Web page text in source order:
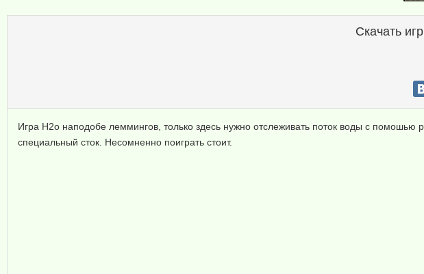
Скачать
Игра H2o наподобе леммингов, только здесь нужно отслеживать поток воды с
специальный сток. Несомненно поиграть стоит.